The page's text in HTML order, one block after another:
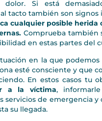
dolor. Si está
tacto también son signos
cualquier posible herida
Comprueba también
en estas partes del
en la que
esté consciente y que
En estos casos tu
a la víctima,
servicios de emergencia
su llegada.